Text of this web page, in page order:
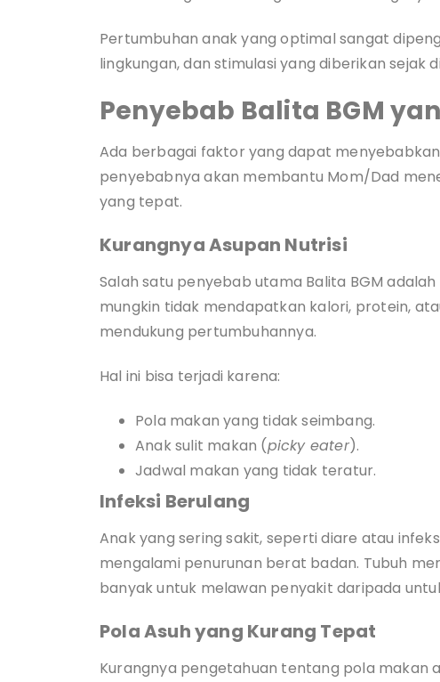
Pertumbuhan anak yang optimal sangat
lingkungan, dan stimulasi yang diberikan sejak
Penyebab Balita BGM
Ada berbagai faktor yang dapat
penyebabnya akan membantu Mom/Dad
yang tepat.
Kurangnya Asupan Nutrisi
Salah satu penyebab utama Balita BGM
mungkin tidak mendapatkan kalori, protein,
mendukung pertumbuhannya.
Hal ini bisa terjadi karena:
Pola makan yang tidak seimbang.
Anak sulit makan (picky eater).
Jadwal makan yang tidak teratur.
Infeksi Berulang
Anak yang sering sakit, seperti diare atau
mengalami penurunan berat badan. Tubuh
banyak untuk melawan penyakit daripada
Pola Asuh yang Kurang Tepat
Kurangnya pengetahuan tentang pola makan